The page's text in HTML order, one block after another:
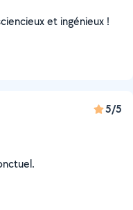
et ingénieux !
5/5